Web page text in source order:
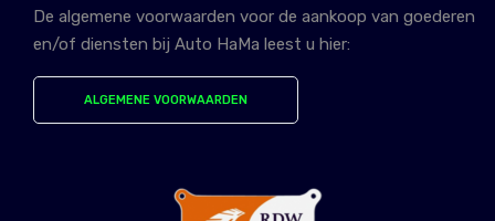
De algemene voorwaarden voor de aankoop van goederen
en/of diensten bij Auto HaMa leest u hier:
ALGEMENE VOORWAARDEN